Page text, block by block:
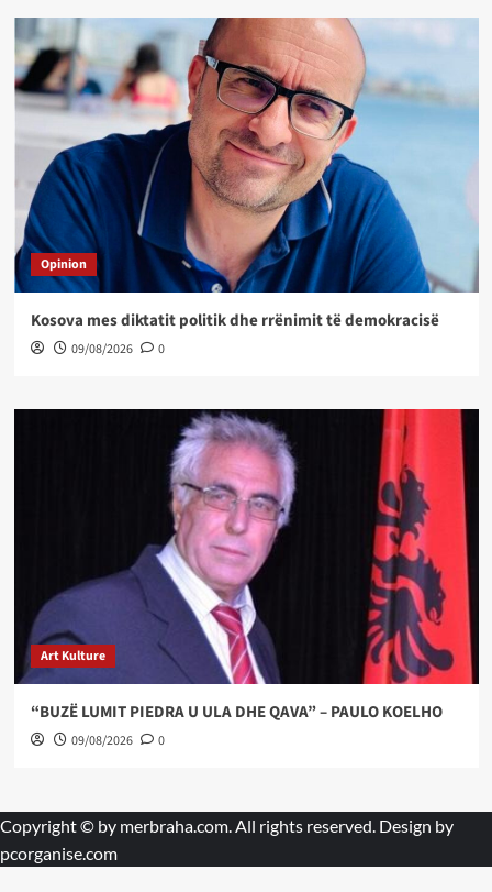
Opinion
Kosova mes diktatit politik dhe rrënimit të demokracisë
09/08/2026 0
Art Kulture
“BUZË LUMIT PIEDRA U ULA DHE QAVA” – PAULO KOELHO
09/08/2026 0
Copyright © by merbraha.com . All rights reserved. Design by
pcorganise.com